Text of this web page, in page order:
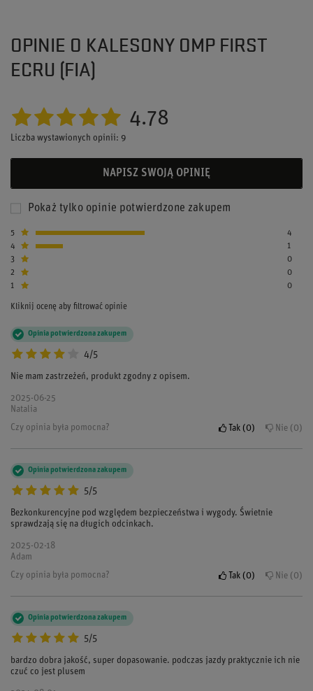
OPINIE O KALESONY OMP FIRST
ECRU (FIA)
4.78
Liczba wystawionych opinii: 9
NAPISZ SWOJĄ OPINIĘ
Pokaż tylko opinie potwierdzone zakupem
5
4
4
1
3
0
2
0
1
0
Kliknij ocenę aby filtrować opinie
4/5
Opinia potwierdzona zakupem
Nie mam zastrzeżeń, produkt zgodny z opisem.
2025-06-25
Natalia
Czy opinia była pomocna?
Tak 0 Nie 0
5/5
Opinia potwierdzona zakupem
Bezkonkurencyjne pod względem bezpieczeństwa i wygody. Świetnie
sprawdzają się na długich odcinkach.
2025-02-18
Adam
Czy opinia była pomocna?
Tak 0 Nie 0
5/5
Opinia potwierdzona zakupem
bardzo dobra jakość, super dopasowanie. podczas jazdy praktycznie ich nie
czuć co jest plusem